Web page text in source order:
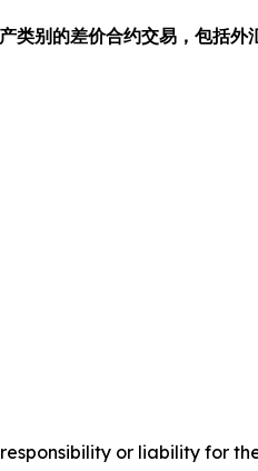
别的差价合约交易，包括外
or liability for